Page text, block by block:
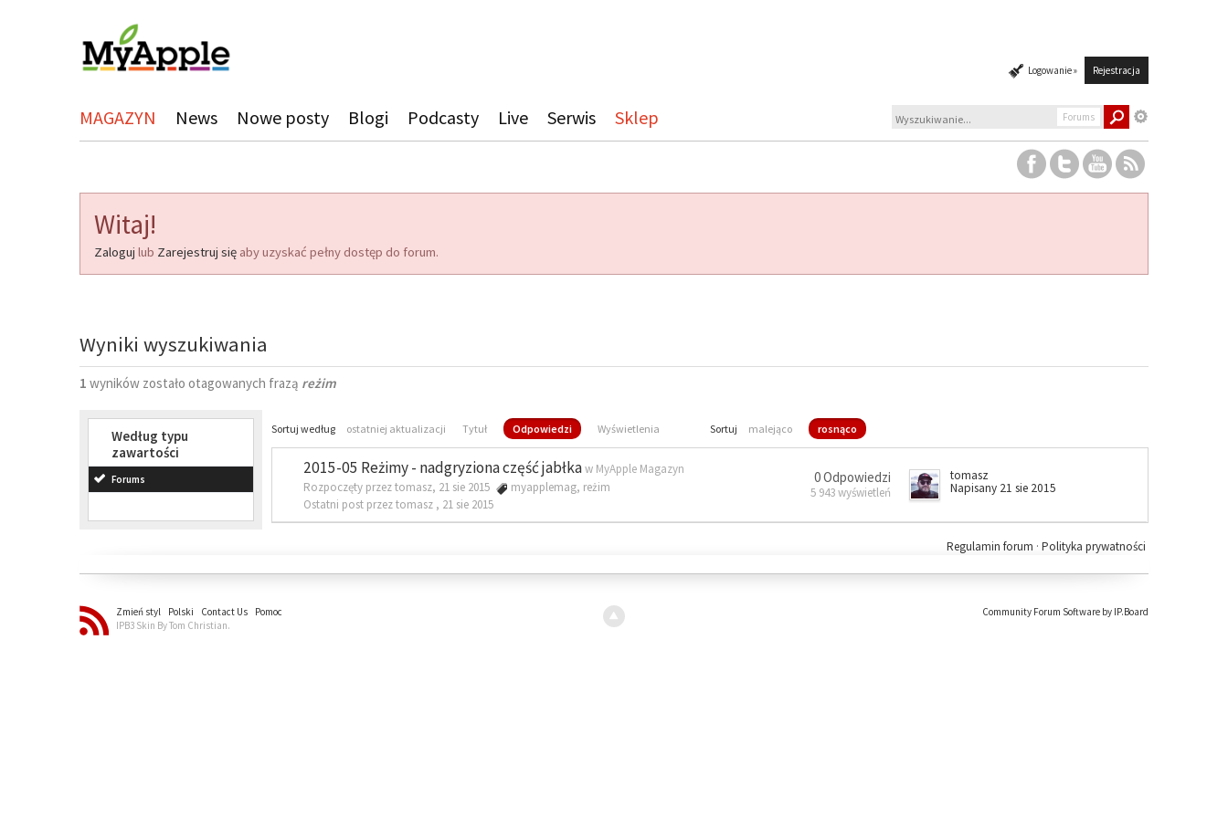
Logowanie » Rejestracja
MAGAZYN News Nowe posty Blogi Podcasty Live Serwis Sklep Forums
Witaj!
Zaloguj lub Zarejestruj się aby uzyskać pełny dostęp do forum.
Wyniki wyszukiwania
1 wyników zostało otagowanych frazą reżim
Według typu
zawartości
Forums
Sortuj według ostatniej aktualizacji Tytuł Odpowiedzi Wyświetlenia Sortuj malejąco rosnąco
2015-05 Reżimy - nadgryziona część jabłkaw MyApple Magazyn
Rozpoczęty przez tomasz, 21 sie 2015
myapplemag, reżim
Ostatni post przez tomasz , 21 sie 2015
0 Odpowiedzi
5 943 wyświetleń
tomasz
Napisany 21 sie 2015
Polityka prywatności
Regulamin forum ·
Zmień styl Polski Contact Us
Pomoc
IPB3 Skin By Tom Christian.
Community Forum Software by IP.Board